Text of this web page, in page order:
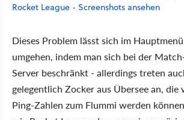
Rocket League - Screenshots ansehen
Dieses Problem lässt sich im
umgehen, indem man sich bei der
Server beschränkt - allerdings treten
gelegentlich Zocker aus Übersee an, die
Ping-Zahlen zum Flummi werden